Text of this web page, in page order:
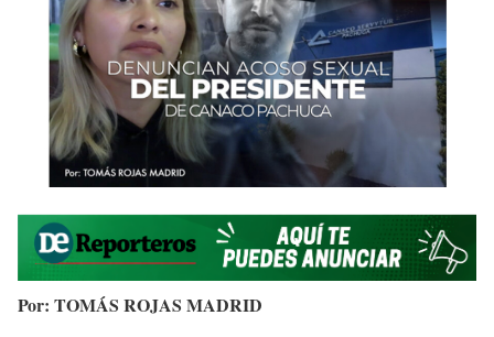
Por: TOMÁS ROJAS MADRID